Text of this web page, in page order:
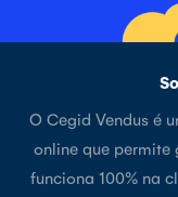
O Cegid Vendus é
online que permite
funciona 100% na